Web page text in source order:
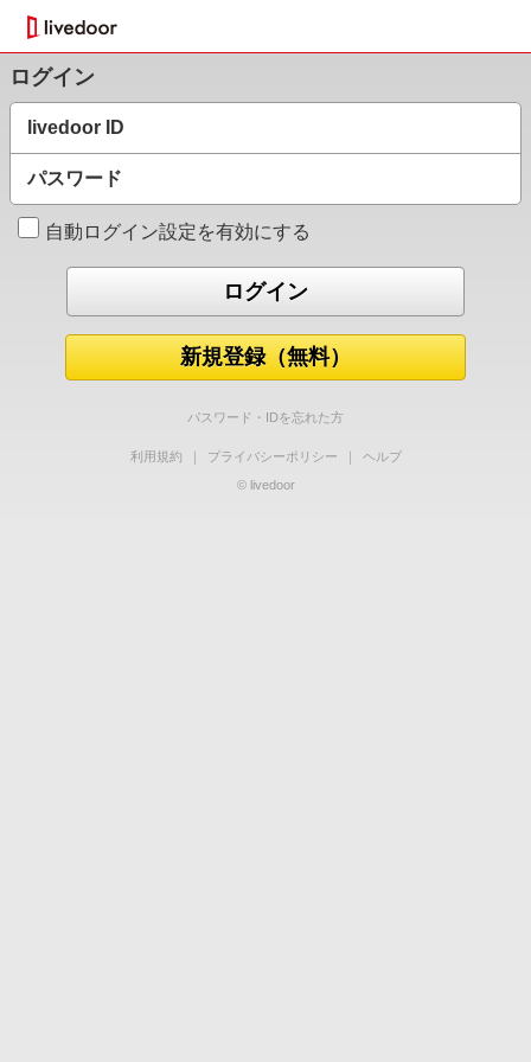
ログイン
livedoor ID
パスワード
自動ログイン設定を有効にする
新規登録（無料）
パスワード・IDを忘れた方
利用規約 ｜ プライバシーポリシー ｜
ヘルプ
© livedoor